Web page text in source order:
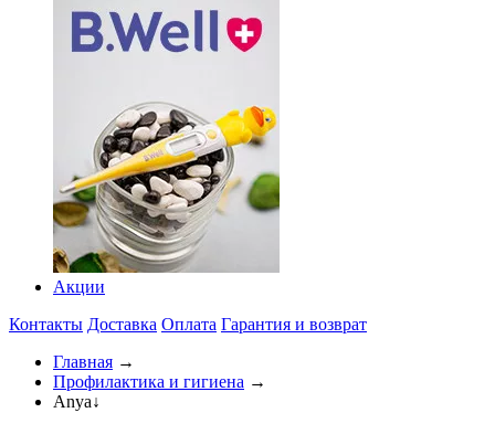
Акции
Контакты Доставка Оплата Гарантия и возврат
Главная →
Профилактика и гигиена →
Anya↓